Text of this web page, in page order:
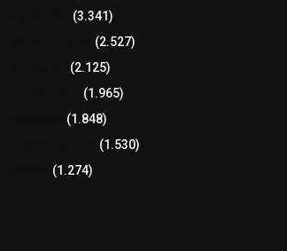
(3.341)
(2.527)
(2.125)
(1.965)
(1.848)
(1.530)
(1.274)